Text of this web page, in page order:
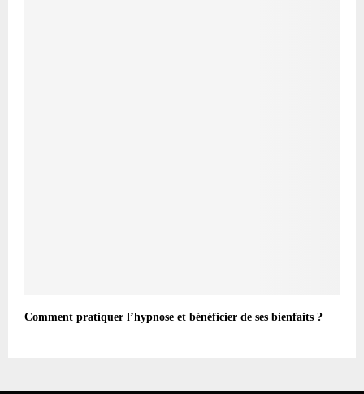
Comment pratiquer l’hypnose et bénéficier de ses bienfaits ?